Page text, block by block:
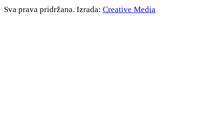
Sva prava pridržana. Izrada: Creative Media